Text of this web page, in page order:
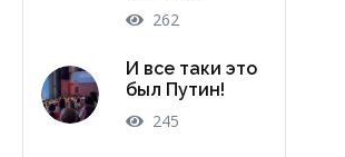
262
И все таки это
был Путин!
245